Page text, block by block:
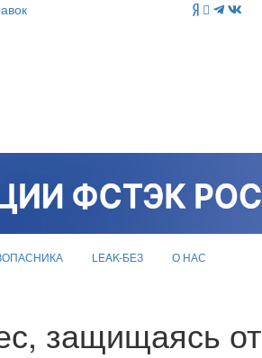
LEAK-БЕЗ О НАС
защищаясь от